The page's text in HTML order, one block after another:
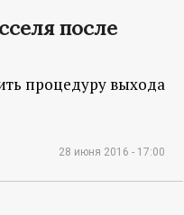
после
процедуру выхода
28 июня 2016 - 17:00